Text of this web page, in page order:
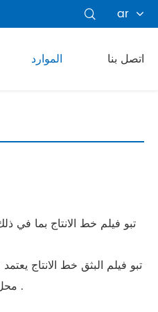
 ar
الموارد اتصل بنا
تبو فيلم البثق خط الانتاج
محل التقليدية غير متصل الثانوية والجامعية مركب واسطة ، ويقلل من عملية الإنتاج ، ويقلل كثيرا من تكلفة الإنتاج ، وتحسين كفاءة الإنتاج ، وتحسين قوة مركب وجودة المنتج .